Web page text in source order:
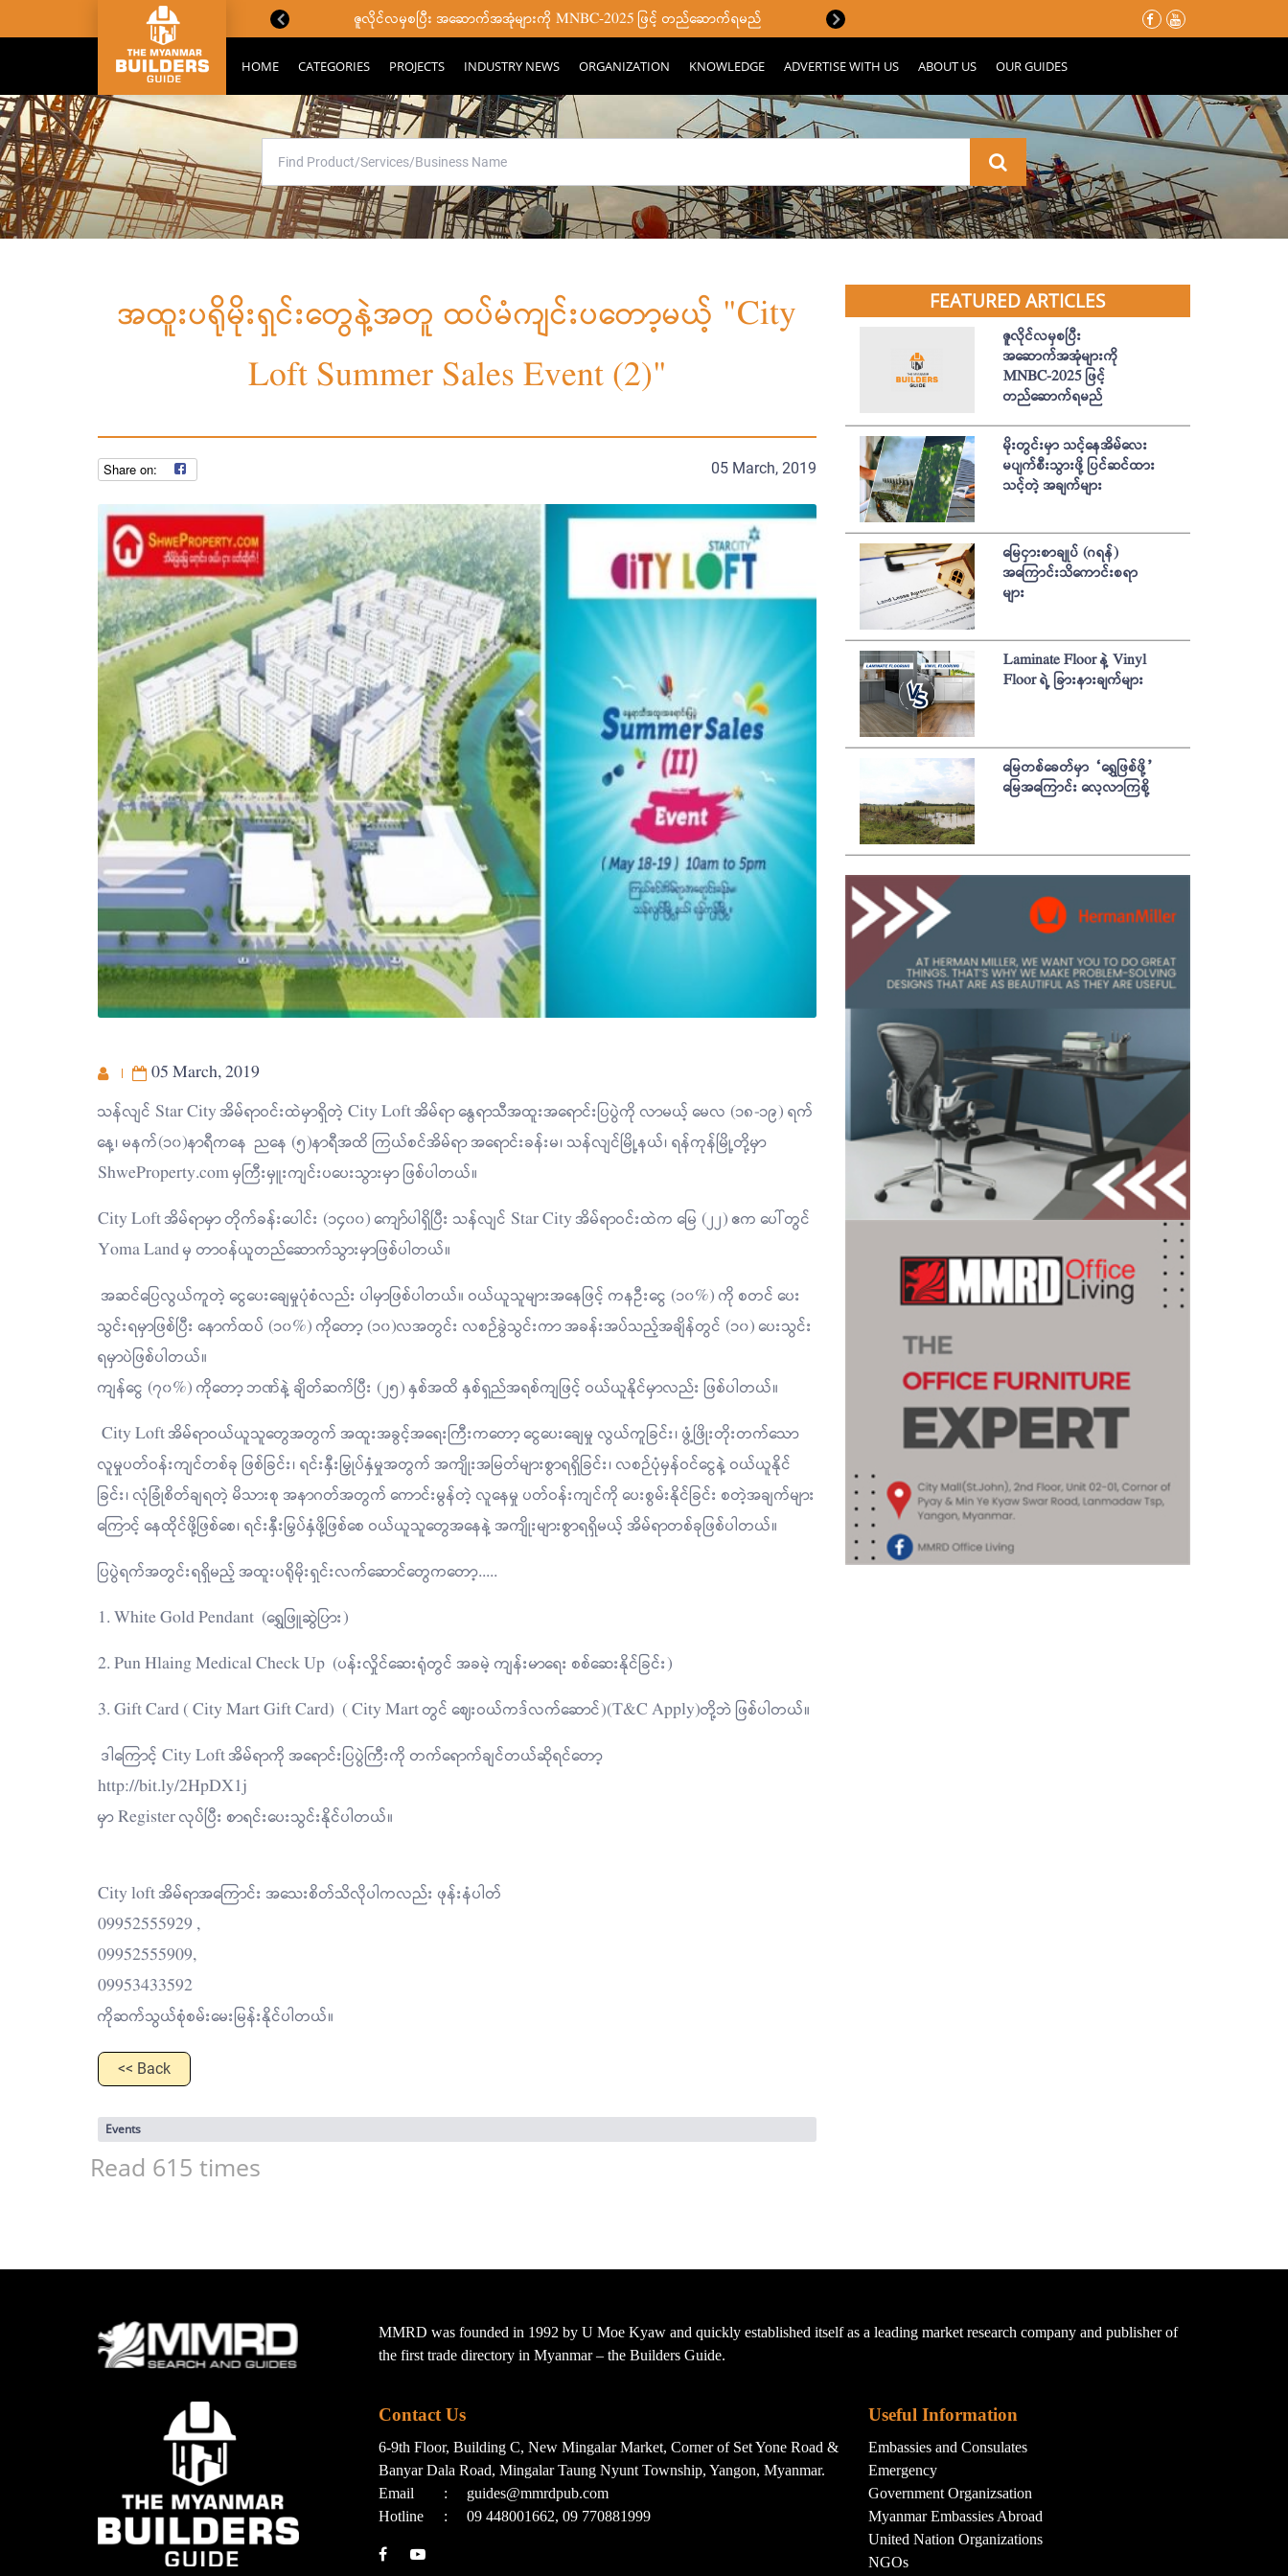
ဇူလိုင်လမှစပြီး အဆောက်အအုံများကို MNBC-2025 ဖြင့် တည်ဆောက်ရမည် မိုးတွင်းမှာ သင့်နေအိမ်လေး မပျက်စီးသွားဖို့ ပြင်ဆင်ထားသင့်တဲ့ အခ
HOME CATEGORIES PROJECTS INDUSTRY NEWS ORGANIZATION KNOWLEDGE ADVERTISE WITH US ABOUT US OUR GUIDES
အထူးပရိုမိုးရှင်းတွေနဲ့အတူ ထပ်မံကျင်းပတော့မယ့် "City
Loft Summer Sales Event (2)"
05 March, 2019
05 March, 2019
သန်လျင် Star City အိမ်ရာဝင်းထဲမှာရှိတဲ့ City Loft အိမ်ရာ နွေရာသီအထူးအရောင်းပြပွဲကို လာမယ့် မေလ (၁၈-၁၉) ရက်
နေ့၊ မနက်(၁၀)နာရီကနေ ညနေ (၅)နာရီအထိ ကြယ်စင်အိမ်ရာ အရောင်းခန်းမ၊ သန်လျင်မြို့နယ်၊ ရန်ကုန်မြို့တို့မှာ
ShweProperty.com မှကြီးမှူးကျင်းပပေးသွားမှာ ဖြစ်ပါတယ်။
City Loft အိမ်ရာမှာ တိုက်ခန်းပေါင်း (၁၄၀၀) ကျော်ပါရှိပြီး သန်လျင် Star City အိမ်ရာဝင်းထဲက မြေ (၂၂) ဧက ပေါ်တွင်
Yoma Land မှ တာဝန်ယူတည်ဆောက်သွားမှာဖြစ်ပါတယ်။
အဆင်ပြေလွယ်ကူတဲ့ ငွေပေးချေမှုပုံစံလည်း ပါမှာဖြစ်ပါတယ်။ ဝယ်ယူသူများအနေဖြင့် ကနဦးငွေ (၁၀%) ကို စတင် ပေး
သွင်းရမှာဖြစ်ပြီး နောက်ထပ် (၁၀%) ကိုတော့ (၁၀)လအတွင်း လစဉ်ခွဲသွင်းကာ အခန်းအပ်သည့်အချိန်တွင် (၁၀) ပေးသွင်း
ရမှာပဲဖြစ်ပါတယ်။
ကျန်ငွေ (၇၀%) ကိုတော့ ဘဏ်နဲ့ ချိတ်ဆက်ပြီး (၂၅) နှစ်အထိ နှစ်ရှည်အရစ်ကျဖြင့် ဝယ်ယူနိုင်မှာလည်း ဖြစ်ပါတယ်။
City Loft အိမ်ရာဝယ်ယူသူတွေအတွက် အထူးအခွင့်အရေးကြီးကတော့ ငွေပေးချေမှု လွယ်ကူခြင်း၊ ဖွံ့ဖြိုးတိုးတက်သော
လူမှုပတ်ဝန်းကျင်တစ်ခု ဖြစ်ခြင်း၊ ရင်းနှီးမြှုပ်နှံမှုအတွက် အကျိုးအမြတ်များစွာရရှိခြင်း၊ လစဉ်ပုံမှန်ဝင်ငွေနဲ့ ဝယ်ယူနိုင်
ခြင်း၊ လုံခြုံစိတ်ချရတဲ့ မိသားစု အနာဂတ်အတွက် ကောင်းမွန်တဲ့ လူနေမှု ပတ်ဝန်းကျင်ကို ပေးစွမ်းနိုင်ခြင်း စတဲ့အချက်များ
ကြောင့် နေထိုင်ဖို့ဖြစ်စေ၊ ရင်းနှီးမြှပ်နှံဖို့ဖြစ်စေ ဝယ်ယူသူတွေအနေနဲ့ အကျိုးများစွာရရှိမယ့် အိမ်ရာတစ်ခုဖြစ်ပါတယ်။
ပြပွဲရက်အတွင်းရရှိမည့် အထူးပရိုမိုးရှင်းလက်ဆောင်တွေကတော့.....
1. White Gold Pendant (ရွှေဖြူဆွဲပြား)
2. Pun Hlaing Medical Check Up (ပန်းလှိုင်ဆေးရုံတွင် အခမဲ့ ကျန်းမာရေး စစ်ဆေးနိုင်ခြင်း)
3. Gift Card ( City Mart Gift Card) ( City Mart တွင် ဈေးဝယ်ကဒ်လက်ဆောင်)(T&C Apply)တို့ဘဲ ဖြစ်ပါတယ်။
ဒါကြောင့် City Loft အိမ်ရာကို အရောင်းပြပွဲကြီးကို တက်ရောက်ချင်တယ်ဆိုရင်တော့
http://bit.ly/2HpDX1j
မှာ Register လုပ်ပြီး စာရင်းပေးသွင်းနိုင်ပါတယ်။
City loft အိမ်ရာအကြောင်း အသေးစိတ်သိလိုပါကလည်း ဖုန်းနံပါတ်
09952555929 ,
09952555909,
09953433592
ကိုဆက်သွယ်စုံစမ်းမေးမြန်းနိုင်ပါတယ်။
<< Back
Events
Read 615 times
FEATURED ARTICLES
ဇူလိုင်လမှစပြီး
အဆောက်အအုံများကို
MNBC-2025 ဖြင့်
တည်ဆောက်ရမည်
မိုးတွင်းမှာ သင့်နေအိမ်လေး
မပျက်စီးသွားဖို့ ပြင်ဆင်ထား
သင့်တဲ့ အချက်များ
မြေငှားစာချုပ် (ဂရန်)
အကြောင်းသိကောင်းစရာ
များ
Laminate Floor နဲ့ Vinyl
Floor ရဲ့ ခြားနားချက်များ
မြေတစ်ခေတ်မှာ “ရွှေဖြစ်ဖို့”
မြေအကြောင်း လေ့လာကြစို့
MMRD was founded in 1992 by U Moe Kyaw and quickly established itself as a leading market research company and publisher of
the first trade directory in Myanmar – the Builders Guide.
Contact Us
6-9th Floor, Building C, New Mingalar Market, Corner of Set Yone Road &
Banyar Dala Road, Mingalar Taung Nyunt Township, Yangon, Myanmar.
Email
:
guides@mmrdpub.com
Hotline
: 09 448001662, 09 770881999
Useful Information
Embassies and Consulates
Emergency
Government Organizsation
Myanmar Embassies Abroad
United Nation Organizations
NGOs